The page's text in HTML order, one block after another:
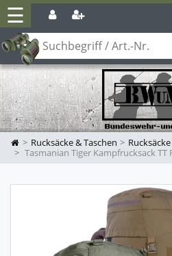
☰
Rucksäcke & Taschen Rucksäcke
Tasmanian Tiger Kampfrucksack TT